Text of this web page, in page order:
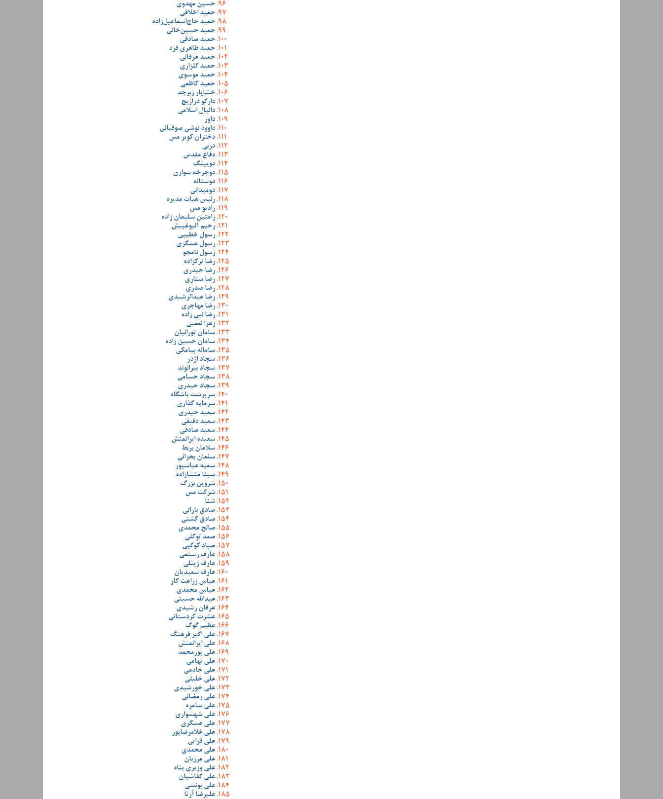
حسین مهدوی
حمید اخلاقی
حمید حاج‌اسماعیل‌زاده
حمید حسین‌خانی
حمید صادقی
حمید طاهری فرد
حمید عرفانی
حمید گلزاری
حمید موسوی
حمید کاظمی
خشایار زبرجد
دارکو دراژیچ
دانیال اسلامی
داور
داوود نوشی صوفیانی
دختران کویر مس
دربی
دفاع مقدس
دوپینگ
دوچرخه سواری
دوستانه
دومیدانی
رئیس هیات مدیره
رادیو مس
رامتین سلیمان زاده
رحیم آلبوغبیش
رسول خطیبی
رسول عسگری
رسول نامجو
رضا ترکزاده
رضا حیدری
رضا ستاری
رضا صدری
رضا عبدالرشیدی
رضا مهاجری
رضا نبی زاده
زهرا نعمتی
سامان تورانیان
سامان حسین زاده
سامانه پیامکی
سجاد اژدر
سجاد بیرانوند
سجاد حسامی
سجاد حیدری
سرپرست باشگاه
سرمایه گذاری
سعید حیدری
سعید دقیقی
سعید صادقی
سعیده ایرانمنش
سلامان بربط
سلمان بحرانی
سمیه عباسپور
سینا منشازاده
شروین بزرگ
شرکت مس
شنا
صادق بارانی
صادق گشنی
صالح محمدی
صمد توکلی
صیاد کوکبی
عارف رستمی
عارف زینلی
عارف سعیدیان
عباس زراعت کار
عباس محمدی
عبدالله حسینی
عرفان رشیدی
عشرت کردستانی
عظیم گوک
علی اکبر فرهنگ
علی ایرانمنش
علی پورمحمد
علی تهامی
علی خادمی
علی خلیلی
علی خورشیدی
علی رمضانی
علی سامره
علی شهسواری
علی عسگری
علی غلامرضاپور
علی قرایی
علی محمدی
علی مرزبان
علی وزیری پناه
علی کفاشیان
علی یونسی
علیرضا آرتا